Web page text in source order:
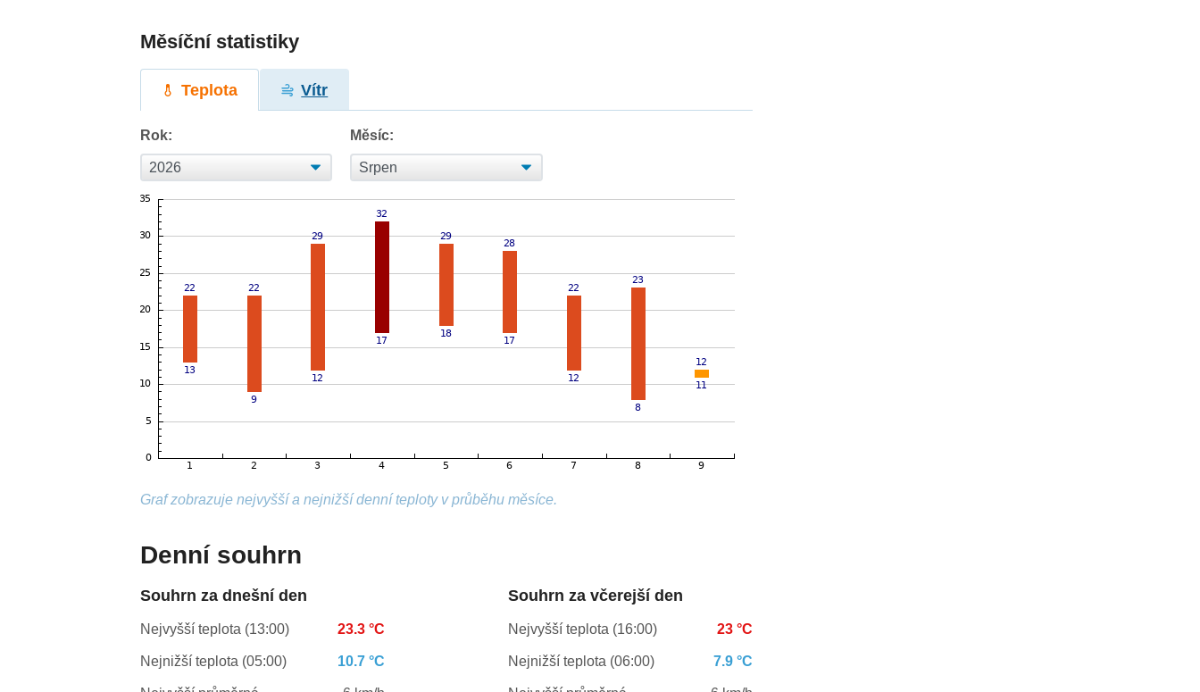
Měsíční statistiky
Teplota Vítr
Rok: Měsíc:
Graf zobrazuje nejvyšší a nejnižší denní teploty v průběhu měsíce.
Denní souhrn
Souhrn za dnešní den
Nejvyšší teplota (13:00) 23.3 °C
Nejnižší teplota (05:00) 10.7 °C
Souhrn za včerejší den
Nejvyšší teplota (16:00) 23 °C
Nejnižší teplota (06:00) 7.9 °C